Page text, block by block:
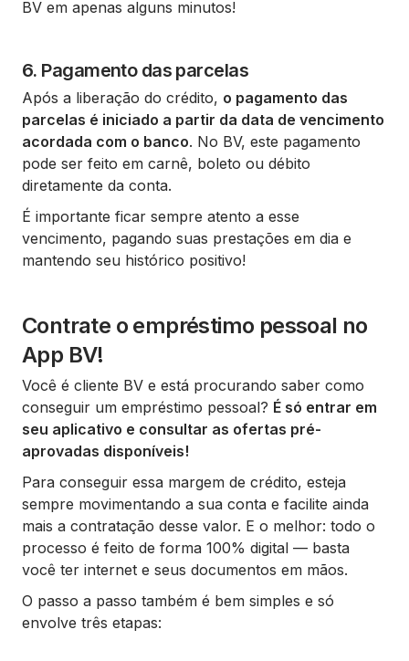
BV em apenas alguns minutos!
6. Pagamento das parcelas
Após a liberação do crédito, o pagamento das
parcelas é iniciado a partir da data de vencimento
acordada com o banco. No BV, este pagamento
pode ser feito em carnê, boleto ou débito
diretamente da conta.
É importante ficar sempre atento a esse
vencimento, pagando suas prestações em dia e
mantendo seu histórico positivo!
Contrate o empréstimo pessoal no
App BV!
Você é cliente BV e está procurando saber como
conseguir um empréstimo pessoal? É só entrar em
seu aplicativo e consultar as ofertas pré-
aprovadas disponíveis!
Para conseguir essa margem de crédito, esteja
sempre movimentando a sua conta e facilite ainda
mais a contratação desse valor. E o melhor: todo o
processo é feito de forma 100% digital — basta
você ter internet e seus documentos em mãos.
O passo a passo também é bem simples e só
envolve três etapas: